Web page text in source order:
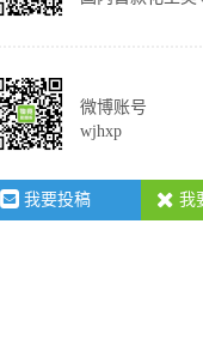
微博账号
wjhxp
我要投稿 我